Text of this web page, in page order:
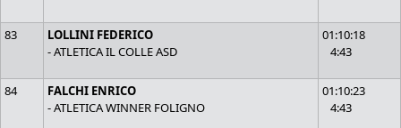
83
LOLLINI FEDERICO
- ATLETICA IL COLLE ASD
01:10:18
4:43
84
FALCHI ENRICO
- ATLETICA WINNER FOLIGNO
01:10:23
4:43